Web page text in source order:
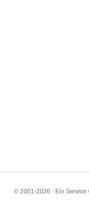
© 2001-2026 · Ein Service